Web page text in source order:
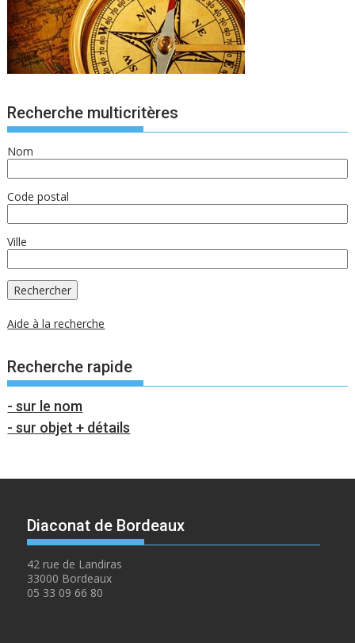
Recherche multicritères
Nom
Code postal
Ville
Aide à la recherche
Recherche rapide
- sur le nom
- sur objet + détails
Diaconat de Bordeaux
42 rue de Landiras
33000 Bordeaux
05 33 09 66 80